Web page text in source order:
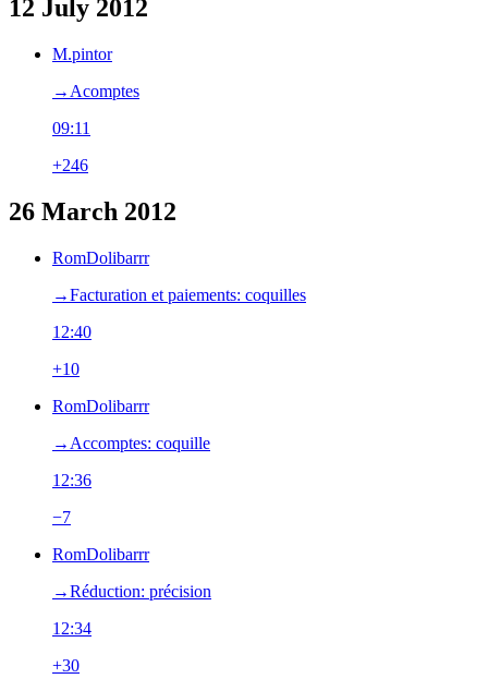
12 July 2012
M.pintor
→‎Acomptes
09:11
+246
26 March 2012
RomDolibarrr
→‎Facturation et paiements: coquilles
12:40
+10
RomDolibarrr
→‎Accomptes: coquille
12:36
−7
RomDolibarrr
→‎Réduction: précision
12:34
+30